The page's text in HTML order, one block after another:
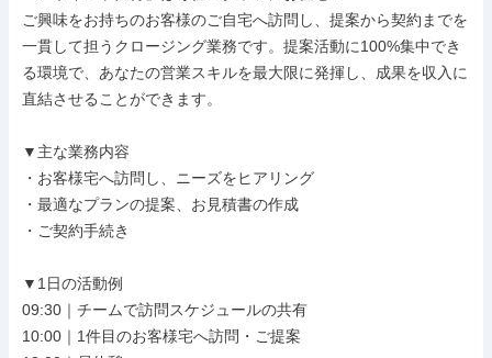
ご興味をお持ちのお客様のご自宅へ訪問し、提案から契約までを
一貫して担うクロージング業務です。提案活動に100%集中でき
る環境で、あなたの営業スキルを最大限に発揮し、成果を収入に
直結させることができます。
▼主な業務内容
・お客様宅へ訪問し、ニーズをヒアリング
・最適なプランの提案、お見積書の作成
・ご契約手続き
▼1日の活動例
09:30｜チームで訪問スケジュールの共有
10:00｜1件目のお客様宅へ訪問・ご提案